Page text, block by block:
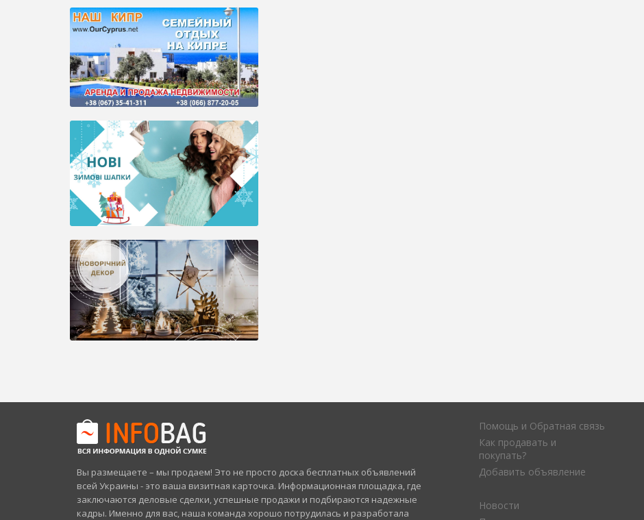
Вы размещаете – мы продаем! Это не просто доска бесплатных объявлений
всей Украины - это ваша визитная карточка. Информационная площадка, где
заключаются деловые сделки, успешные продажи и подбираются надежные
кадры. Именно для вас, наша команда хорошо потрудилась и разработала
Помощь и Обратная связь
Как продавать и
покупать?
Добавить объявление
Новости